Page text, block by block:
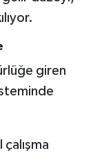
giren
çalışma